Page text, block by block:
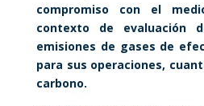
compromiso con el
contexto de evaluación
emisiones de gases de
para sus operaciones,
carbono.